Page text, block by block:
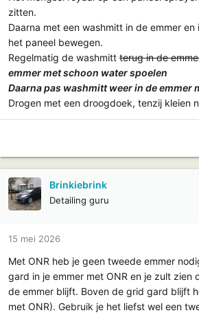
zitten.
Daarna met een washmitt in de emmer
het paneel bewegen.
Regelmatig de washmitt terug in de
emmer met schoon water spoelen
Daarna pas washmitt weer in de emmer
Drogen met een droogdoek, tenzij kleien
Brinkiebrink
Detailing guru
15 mei 2026
Met ONR heb je geen tweede emmer
gard in je emmer met ONR en je zult zien
de emmer blijft. Boven de grid gard blijft
met ONR). Gebruik je het liefst wel een